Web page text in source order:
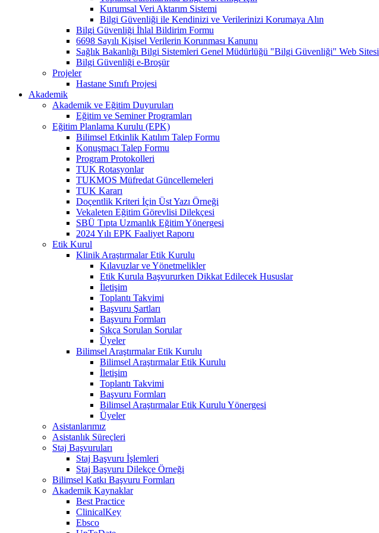
Kurumsal Veri Aktarım Sistemi
Bilgi Güvenliği ile Kendinizi ve Verilerinizi Korumaya Alın
Bilgi Güvenliği İhlal Bildirim Formu
6698 Sayılı Kişisel Verilerin Korunması Kanunu
Sağlık Bakanlığı Bilgi Sistemleri Genel Müdürlüğü "Bilgi Güvenliği" Web Sitesi
Bilgi Güvenliği e-Broşür
Projeler
Hastane Sınıfı Projesi
Akademik
Akademik ve Eğitim Duyuruları
Eğitim ve Seminer Programları
Eğitim Planlama Kurulu (EPK)
Bilimsel Etkinlik Katılım Talep Formu
Konuşmacı Talep Formu
Program Protokolleri
TUK Rotasyonlar
TUKMOS Müfredat Güncellemeleri
TUK Kararı
Doçentlik Kriteri İçin Üst Yazı Örneği
Vekaleten Eğitim Görevlisi Dilekçesi
SBÜ Tıpta Uzmanlık Eğitim Yönergesi
2024 Yılı EPK Faaliyet Raporu
Etik Kurul
Klinik Araştırmalar Etik Kurulu
Kılavuzlar ve Yönetmelikler
Etik Kurula Başvururken Dikkat Edilecek Hususlar
İletişim
Toplantı Takvimi
Başvuru Şartları
Başvuru Formları
Sıkça Sorulan Sorular
Üyeler
Bilimsel Araştırmalar Etik Kurulu
Bilimsel Araştırmalar Etik Kurulu
İletişim
Toplantı Takvimi
Başvuru Formları
Bilimsel Araştırmalar Etik Kurulu Yönergesi
Üyeler
Asistanlarımız
Asistanlık Süreçleri
Staj Başvuruları
Staj Başvuru İşlemleri
Staj Başvuru Dilekçe Örneği
Bilimsel Katkı Başvuru Formları
Akademik Kaynaklar
Best Practice
ClinicalKey
Ebsco